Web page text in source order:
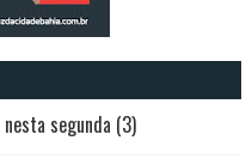
segunda (3)